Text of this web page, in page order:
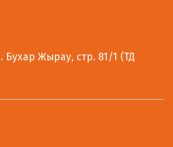
Бухар Жырау, стр. 81/1 (ТД